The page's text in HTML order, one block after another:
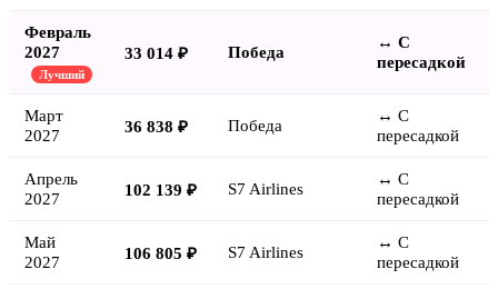
Февраль
2027
Лучший
33 014 ₽ Победа
↔ С
пересадкой
Март
2027
36 838 ₽ Победа
↔ С
пересадкой
Апрель
2027
102 139 ₽ S7 Airlines
↔ С
пересадкой
Май
2027
106 805 ₽ S7 Airlines
↔ С
пересадкой